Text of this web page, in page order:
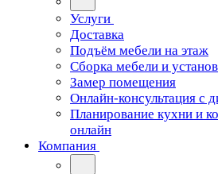
Услуги
Доставка
Подъём мебели на этаж
Сборка мебели и
Замер помещения
Онлайн-консультация с
Планирование кухни и
онлайн
Компания